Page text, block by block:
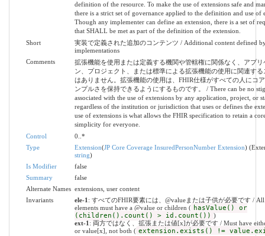
definition of the resource. To make the use of extensions safe and
there is a strict set of governance applied to the definition and use of
Though any implementer can define an extension, there is a set of
that SHALL be met as part of the definition of the extension.
Short
実装で定義された追加のコンテンツ / Additional content defined
implementations
Comments
拡張機能を使用または定義する機関や管轄権に関係なく、アプリ
ン、プロジェクト、または標準による拡張機能の使用に関連する
はありません。拡張機能の使用は、FHIR仕様がすべての人にコ
ンプルさを保持できるようにするものです。 / There can be no
associated with the use of extensions by any application, project, or
regardless of the institution or jurisdiction that uses or defines the
use of extensions is what allows the FHIR specification to retain a
simplicity for everyone.
Control
0..*
Type
Extension(JP Core Coverage InsuredPersonNumber Extension)
string)
Is Modifier
false
Summary
false
Alternate Names extensions, user content
Invariants
ele-1 : すべてのFHIR要素には、@valueまたは子供が必要です /
elements must have a @value or children ( hasValue() or
(children().count() > id.count()) )
ext-1 : 両方ではなく、拡張または値[x]が必要です / Must have
or value[x], not both ( extension.exists() !=